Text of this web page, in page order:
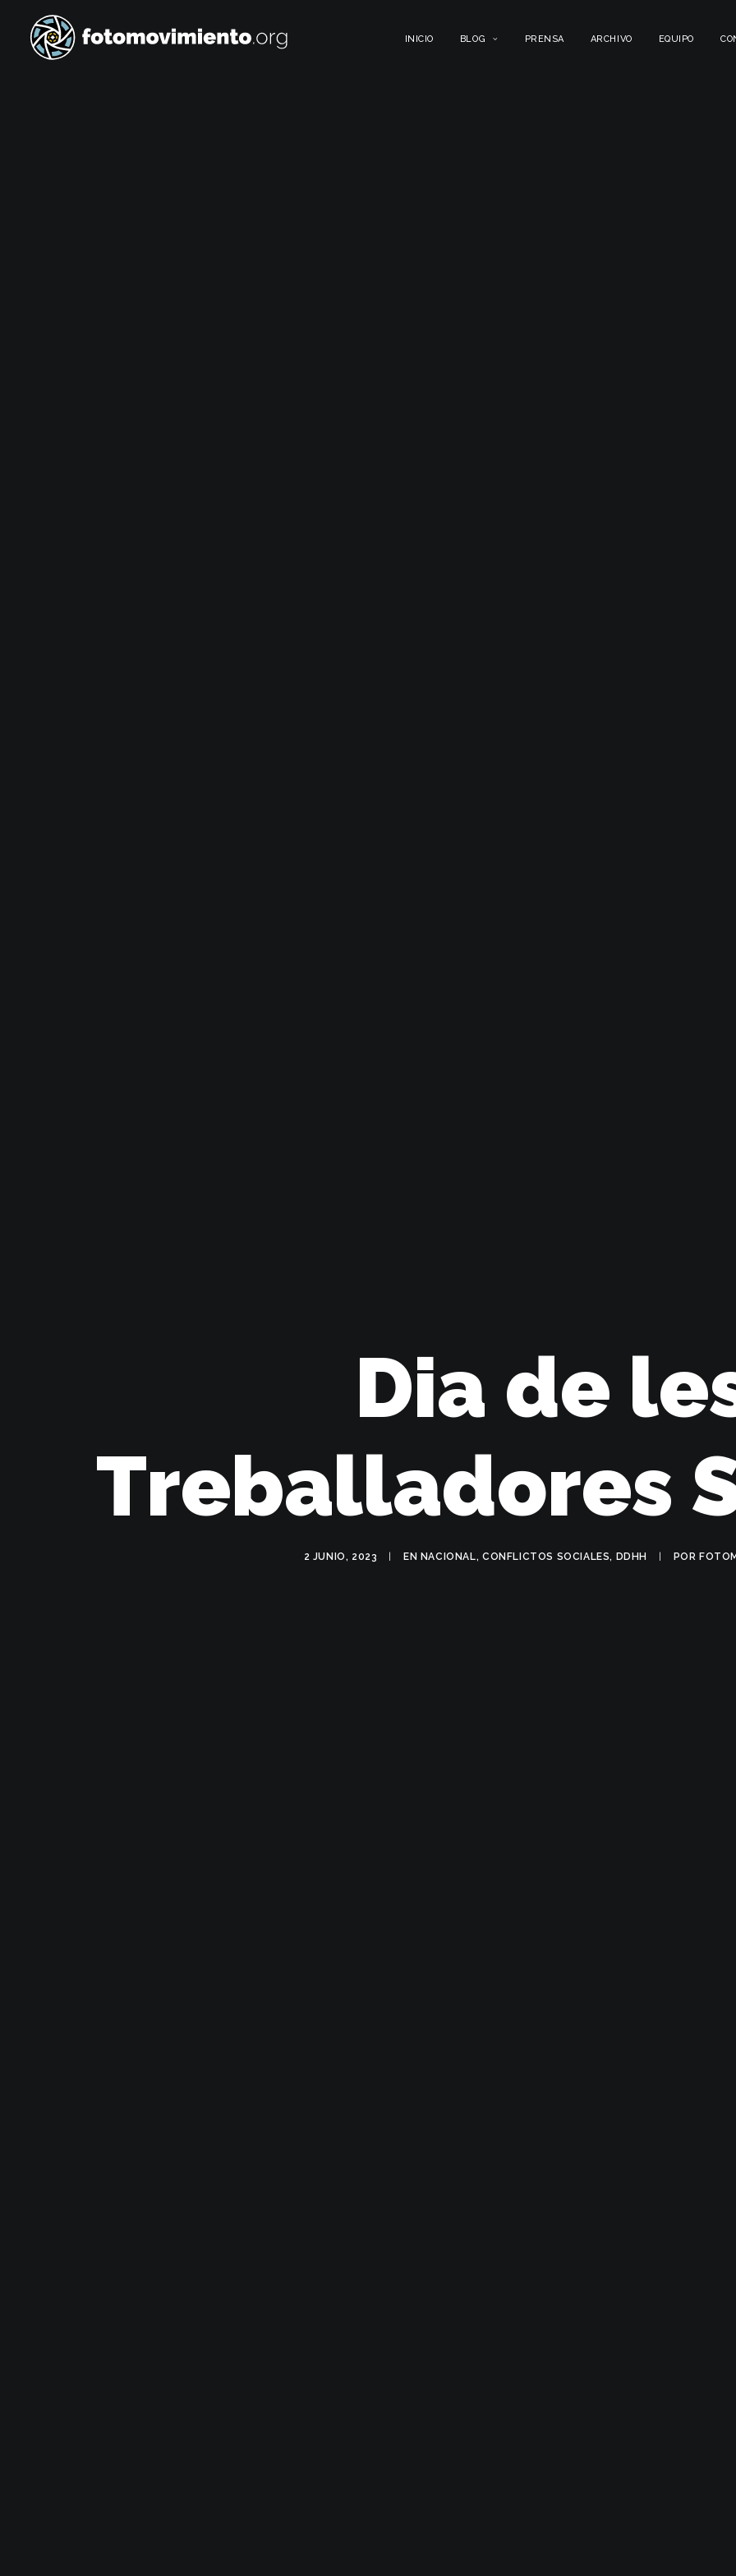
INICIO BLOG PRENSA ARCHIVO EQUIPO
Dia de
Treballadores
2 JUNIO, 2023 EN NACIONAL, CONFLICTOS SOCIALES, DDHH POR